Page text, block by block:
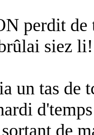
perdit de
siez li!
un tas de
de